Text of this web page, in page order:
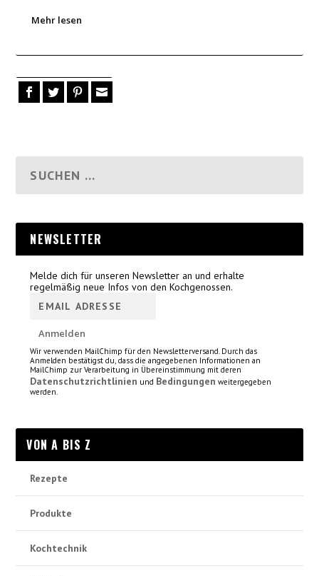
Mehr lesen
NEWSLETTER
Melde dich für unseren Newsletter an und erhalte
regelmäßig neue Infos von den Kochgenossen.
Wir verwenden MailChimp für den Newsletterversand. Durch das
Anmelden bestätigst du, dass die angegebenen Informationen an
MailChimp zur Verarbeitung in Übereinstimmung mit deren
Datenschutzrichtlinien und Bedingungen weitergegeben
werden.
VON A BIS Z
Rezepte
Produkte
Kochtechnik